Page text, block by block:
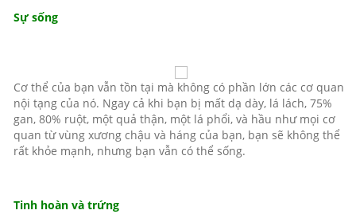
Sự sống
Cơ thể của bạn vẫn tồn tại mà không có phần lớn các cơ quan
nội tạng của nó. Ngay cả khi bạn bị mất dạ dày, lá lách, 75%
gan, 80% ruột, một quả thận, một lá phổi, và hầu như mọi cơ
quan từ vùng xương chậu và háng của bạn, bạn sẽ không thể
rất khỏe mạnh, nhưng bạn vẫn có thể sống.
Tinh hoàn và trứng